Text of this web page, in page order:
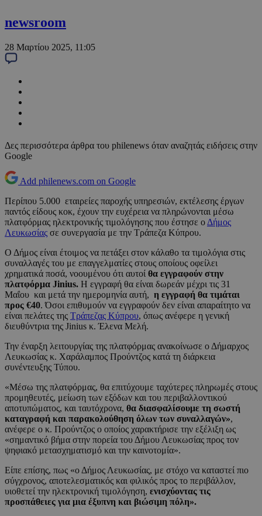
newsroom
28 Μαρτίου 2025, 11:05
Δες περισσότερα άρθρα του philenews όταν αναζητάς ειδήσεις στην
Google
Add philenews.com on Google
Περίπου 5.000 εταιρείες παροχής υπηρεσιών, εκτέλεσης έργων
παντός είδους κοκ, έχουν την ευχέρεια να πληρώνονται μέσω
πλατφόρμας ηλεκτρονικής τιμολόγησης που έστησε ο Δήμος
Λευκωσίας σε συνεργασία με την Τράπεζα Κύπρου.
Ο Δήμος είναι έτοιμος να πετάξει στον κάλαθο τα τιμολόγια στις
συναλλαγές του με επαγγελματίες στους οποίους οφείλει
χρηματικά ποσά, νοουμένου ότι αυτοί θα εγγραφούν στην
πλατφόρμα Jinius. Η εγγραφή θα είναι δωρεάν μέχρι τις 31
Μαΐου και μετά την ημερομηνία αυτή, η εγγραφή θα τιμάται
προς €40. Όσοι επιθυμούν να εγγραφούν δεν είναι απαραίτητο να
είναι πελάτες της Τράπεζας Κύπρου, όπως ανέφερε η γενική
διευθύντρια της Jinius κ. Έλενα Μελή.
Την έναρξη λειτουργίας της πλατφόρμας ανακοίνωσε ο Δήμαρχος
Λευκωσίας κ. Χαράλαμπος Προύντζος κατά τη διάρκεια
συνέντευξης Τύπου.
«Μέσω της πλατφόρμας, θα επιτύχουμε ταχύτερες πληρωμές στους
προμηθευτές, μείωση των εξόδων και του περιβαλλοντικού
αποτυπώματος, και ταυτόχρονα, θα διασφαλίσουμε τη σωστή
καταγραφή και παρακολούθηση όλων των συναλλαγών»,
ανέφερε ο κ. Προύντζος ο οποίος χαρακτήρισε την εξέλιξη ως
«σημαντικό βήμα στην πορεία του Δήμου Λευκωσίας προς τον
ψηφιακό μετασχηματισμό και την καινοτομία».
Είπε επίσης, πως «ο Δήμος Λευκωσίας, με στόχο να καταστεί πιο
σύγχρονος, αποτελεσματικός και φιλικός προς το περιβάλλον,
υιοθετεί την ηλεκτρονική τιμολόγηση, ενισχύοντας τις
προσπάθειες για μια έξυπνη και βιώσιμη πόλη».